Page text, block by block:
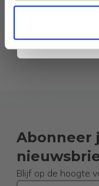
Abonneer
Blijf op de hoogte